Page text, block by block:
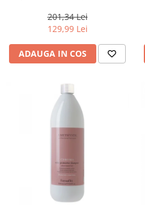
Farmavita Amethyste
Stimulate, 12 x 8 ml
201,34 Lei
129,99 Lei
ADAUGA IN COS